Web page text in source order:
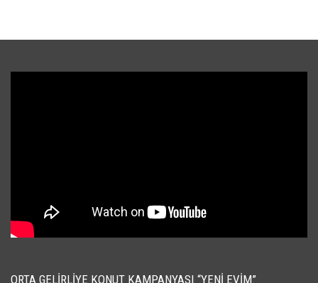
ORTA GELIRLIYE KONUT KAMPANYASI “YENI EVIM”